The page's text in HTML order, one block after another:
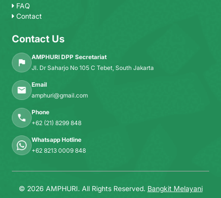
FAQ
Contact
Contact Us
AMPHURI DPP Secretariat
Jl. Dr Saharjo No 105 C Tebet, South Jakarta
Email
amphuri@gmail.com
Phone
+62 (21) 8299 848
Whatsapp Hotline
+62 8213 0009 848
© 2026 AMPHURI. All Rights Reserved. Bangkit Melayani